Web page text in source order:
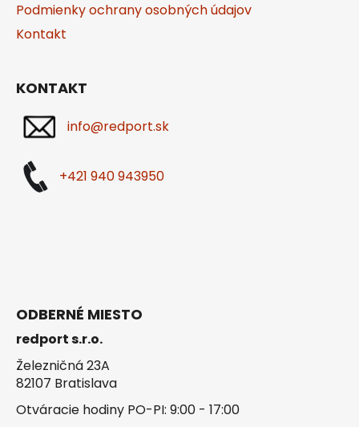
Podmienky ochrany osobných údajov
Kontakt
KONTAKT
info@redport.sk
+421 940 943950
ODBERNÉ MIESTO
redport s.r.o.
Železničná 23A
82107 Bratislava
Otváracie hodiny PO-PI: 9:00 - 17:00